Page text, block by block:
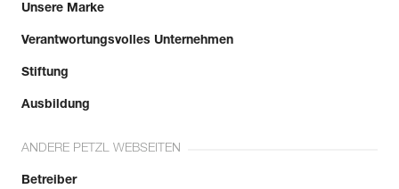
Unsere Marke
Verantwortungsvolles Unternehmen
Stiftung
Ausbildung
ANDERE PETZL WEBSEITEN
Betreiber